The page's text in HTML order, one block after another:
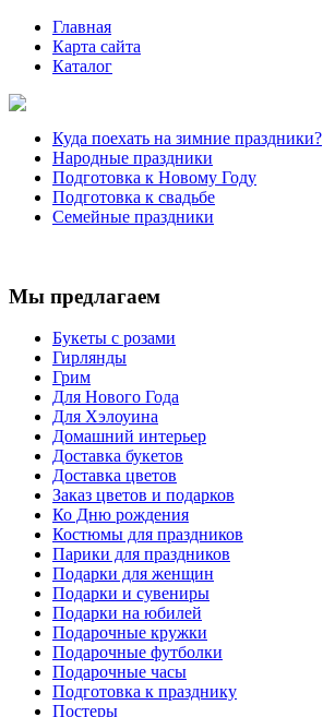
Главная
Карта сайта
Каталог
Куда поехать на зимние праздники?
Народные праздники
Подготовка к Новому Году
Подготовка к свадьбе
Семейные праздники
Мы предлагаем
Букеты с розами
Гирлянды
Грим
Для Нового Года
Для Хэлоуина
Домашний интерьер
Доставка букетов
Доставка цветов
Заказ цветов и подарков
Ко Дню рождения
Костюмы для праздников
Парики для праздников
Подарки для женщин
Подарки и сувениры
Подарки на юбилей
Подарочные кружки
Подарочные футболки
Подарочные часы
Подготовка к празднику
Постеры